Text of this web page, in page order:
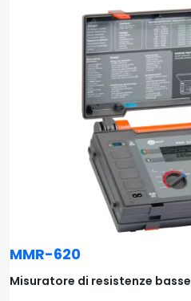
MMR-620
Misuratore di resistenze basse